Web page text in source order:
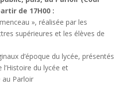
de 17H00 :
», réalisée par les
supérieures et les élèves de
d’époque du lycée, présentés
du lycée et
au Parloir